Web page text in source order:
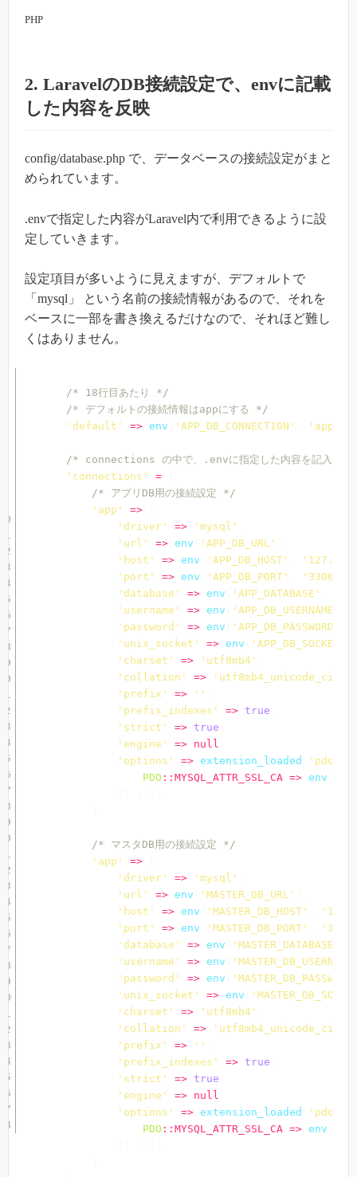
PHP
2. LaravelのDB接続設定で、envに記載
した内容を反映
config/database.php で、データベースの接続設定がまと
められています。
.envで指定した内容がLaravel内で利用できるように設
定していきます。
設定項目が多いように見えますが、デフォルトで
「mysql」 という名前の接続情報があるので、それを
ベースに一部を書き換えるだけなので、それほど難し
くはありません。
/* 18行目あたり */
/* デフォルトの接続情報はappにする */
'default'
=> env 'APP_DB_CONNECTION' 'app'
/* connections の中で、.envに指定した内容を記入す
'connections'
=
/* アプリDB用の接続設定 */
'app'
=>
'driver'
=> 'mysql'
'url'
=> env 'APP_DB_URL'
'host'
=> env 'APP_DB_HOST'
'port'
=> env 'APP_DB_PORT' '3306'
'database'
=> env 'APP_DATABASE'
'username'
=> env 'APP_DB_USERNAME'
'password'
=> env 'APP_DB_PASSWORD'
'unix_socket'
=> env 'APP_DB_SOCKET'
'charset'
=> 'utf8mb4'
'collation'
=> 'utf8mb4_unicode_ci'
'prefix'
=> ''
'prefix_indexes'
=> true
'strict'
=> true
'engine'
=> null
'options'
=> extension_loaded
PDO :: MYSQL_ATTR_SSL_CA => env
/* マスタDB用の接続設定 */
'app'
=>
'driver'
=> 'mysql'
'url'
=> env 'MASTER_DB_URL'
'host'
=> env 'MASTER_DB_HOST'
'port'
=> env 'MASTER_DB_PORT'
'database'
=> env 'MASTER_DATABASE'
'username'
=> env
'password'
=> env
'unix_socket'
=> env
'charset'
=> 'utf8mb4'
'collation'
=> 'utf8mb4_unicode_ci'
'prefix'
=> ''
'prefix_indexes'
=> true
'strict'
=> true
'engine'
=> null
'options'
=> extension_loaded
PDO :: MYSQL_ATTR_SSL_CA => env